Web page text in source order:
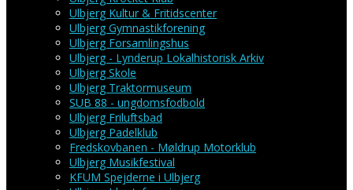
Ulbjerg Kultur & Fritidscenter
Ulbjerg Gymnastikforening
Ulbjerg Forsamlingshus
Ulbjerg - Lynderup Lokalhistorisk Arkiv
Ulbjerg Skole
Ulbjerg Traktormuseum
SUB 88 - ungdomsfodbold
Ulbjerg Friluftsbad
Ulbjerg Padelklub
Fredskovbanen - Møldrup Motorklub
Ulbjerg Musikfestival
KFUM Spejderne i Ulbjerg